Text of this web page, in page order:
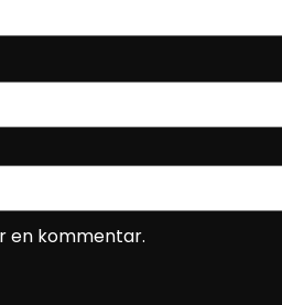
en kommentar.